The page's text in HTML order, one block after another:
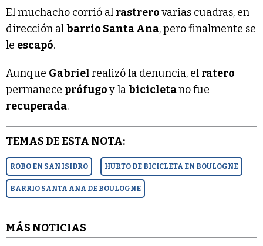
El muchacho corrió al rastrerovarias cuadras, en
dirección albarrio Santa Ana, pero finalmente se
le escapó.
Aunque Gabrielrealizó la denuncia, el ratero
permanece prófugoy labicicletano fue
recuperada.
TEMAS DE ESTA NOTA:
ROBO EN SAN ISIDRO HURTO DE BICICLETA EN BOULOGNE
BARRIO SANTA ANA DE BOULOGNE
MÁS NOTICIAS